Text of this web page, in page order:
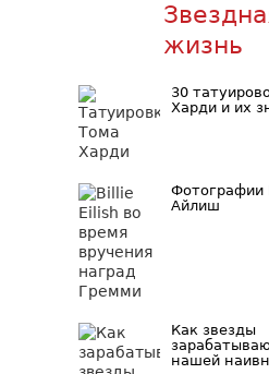
жизнь
30
Харди и их
Фотографии
Айлиш
Как звезды
нашей